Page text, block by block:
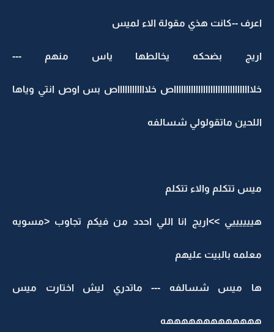
اعرف --كانت هذي مقولة الاء لميس
اريج بضحكه يخالطها ياس منهم ---
خلااااااااااااااااااااااااااااااااص خلااااااااااااص بس اوص انتي وياها
اللحين ماتقولولي شسالفه
ميس تتكلم والاء تتكلم
هييييييي >>اريج انا اللي احدد من فيكم تجاوب <مسويه
معلمه بالبيت عليهم
ها ميس شسالفه --- ماتدري ليش اختارت ميس
هههههههههههههه